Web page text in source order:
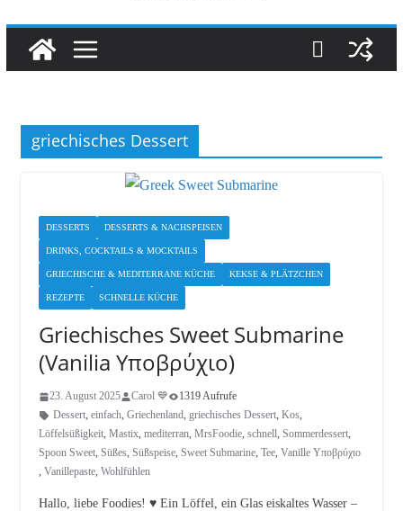
griechisches Dessert
DESSERTS DESSERTS & NACHSPEISEN
DRINKS, COCKTAILS & MOCKTAILS
GRIECHISCHE & MEDITERRANE KÜCHE KEKSE & PLÄTZCHEN
REZEPTE SCHNELLE KÜCHE
Griechisches Sweet Submarine
(Vanilia Υποβρύχιο)
23. August 2025 Carol 💙
1319 Aufrufe
Dessert, einfach, Griechenland, griechisches Dessert, Kos,
Löffelsüßigkeit, Mastix, mediterran, MrsFoodie, schnell, Sommerdessert,
Spoon Sweet, Süßes, Süßspeise, Sweet Submarine, Tee, Vanille Υποβρύχιο
, Vanillepaste, Wohlfühlen
Hallo, liebe Foodies! ♥︎ Ein Löffel, ein Glas eiskaltes Wasser –